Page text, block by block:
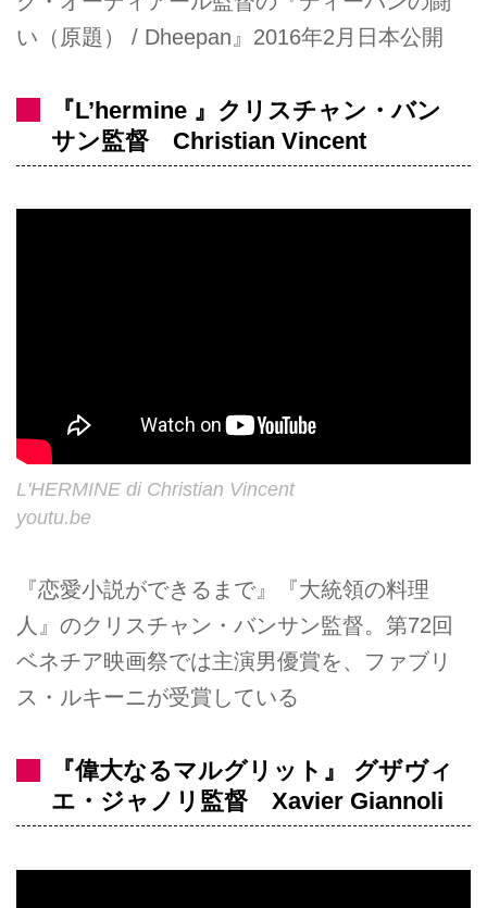
い（原題） / Dheepan』2016年2月日本公開
『L’hermine 』クリスチャン・バン
サン監督 Christian Vincent
L'HERMINE di Christian Vincent
youtu.be
『恋愛小説ができるまで』『大統領の料理
人』のクリスチャン・バンサン監督。第72回
ベネチア映画祭では主演男優賞を、ファブリ
ス・ルキーニが受賞している
『偉大なるマルグリット』 グザヴィ
エ・ジャノリ監督 Xavier Giannoli